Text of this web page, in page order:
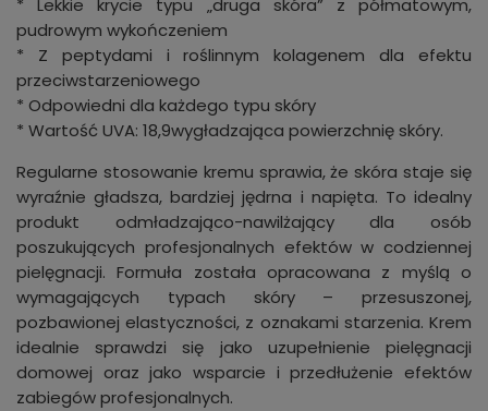
* Lekkie krycie typu „druga skóra” z półmatowym,
pudrowym wykończeniem
* Z peptydami i roślinnym kolagenem dla efektu
przeciwstarzeniowego
* Odpowiedni dla każdego typu skóry
* Wartość UVA: 18,9wygładzająca powierzchnię skóry.
Regularne stosowanie kremu sprawia, że skóra staje się
wyraźnie gładsza, bardziej jędrna i napięta. To idealny
produkt odmładzająco-nawilżający dla osób
poszukujących profesjonalnych efektów w codziennej
pielęgnacji. Formuła została opracowana z myślą o
wymagających typach skóry – przesuszonej,
pozbawionej elastyczności, z oznakami starzenia. Krem
idealnie sprawdzi się jako uzupełnienie pielęgnacji
domowej oraz jako wsparcie i przedłużenie efektów
zabiegów profesjonalnych.